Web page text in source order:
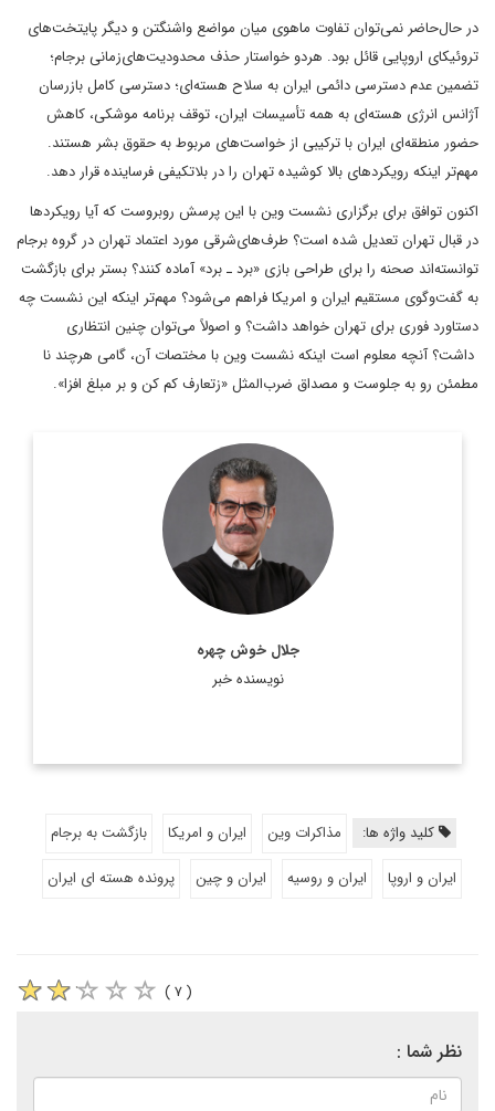
در ‌حال‌حاضر نمی‌توان تفاوت ماهوی میان مواضع واشنگتن و دیگر پایتخت‌های
تروئیکای اروپایی قائل بود. هردو خواستار حذف محدودیت‌های‌زمانی برجام؛
تضمین عدم دسترسی دائمی ایران به سلاح هسته‌ای؛ دسترسی کامل بازرسان
آژانس انرژی هسته‌ای به همه تأسیسات ایران، توقف برنامه موشکی، کاهش
حضور منطقه‌ای ایران با ترکیبی از خواست‌های مربوط به حقوق بشر هستند.
مهم‌تر اینکه رویکردهای بالا کوشیده تهران را در بلاتکیفی فرساینده قرار دهد.
اکنون توافق برای برگزاری نشست وین با این پرسش روبروست که آیا رویکردها
در قبال تهران تعدیل شده است؟ طرف‌های‌شرقی مورد اعتماد تهران در گروه برجام
توانسته‌اند صحنه را برای طراحی بازی «برد ـ برد» آماده کنند؟ بستر برای بازگشت
به گفت‌وگوی مستقیم ایران و امریکا فراهم می‌شود؟ مهم‌تر اینکه این نشست چه
دستاورد فوری برای تهران خواهد داشت‌؟ و اصولاً می‌توان چنین انتظاری
داشت؟ آنچه معلوم است اینکه نشست وین با مختصات آن، گامی هرچند نا
مطمئن رو به جلوست و مصداق ضرب‌المثل «زتعارف کم کن و بر مبلغ افزا».
جلال خوش چهره
نویسنده خبر
روزنامه‌نگار و تحلیلگر مسائل بین‌الملل
اطلاعات بیشتر
کلید واژه ها: مذاکرات وین ایران و امریکا
بازگشت به برجام
ایران و اروپا
ایران و روسیه ایران و چین پرونده هسته ای ایران
( ۷ )
نظر شما :